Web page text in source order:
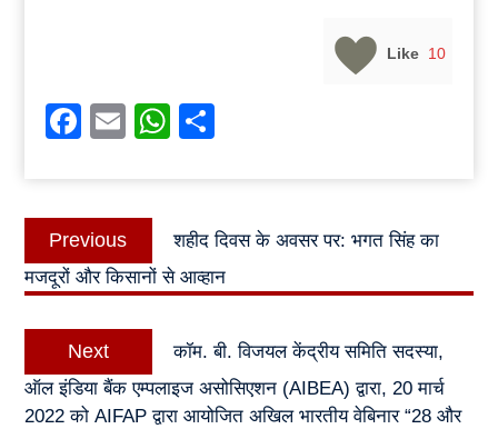
Like 10
Facebook
EmailWhatsApp
Post
navigation
Previous
Previous
post:
शहीद दिवस के अवसर पर: भगत सिंह का
मजदूरों और किसानों से आव्हान
Next
Next
post:
कॉम. बी. विजयल केंद्रीय समिति सदस्या,
ऑल इंडिया बैंक एम्पलाइज असोसिएशन (AIBEA) द्वारा, 20 मार्च
2022 को AIFAP द्वारा आयोजित अखिल भारतीय वेबिनार “28 और